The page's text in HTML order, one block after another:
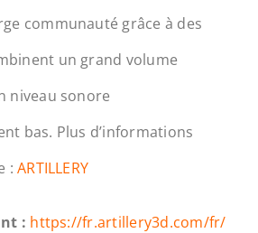
communauté grâce à des
un grand volume
niveau sonore
bas. Plus d’informations
:ARTILLERY
: https://fr.artillery3d.com/fr/